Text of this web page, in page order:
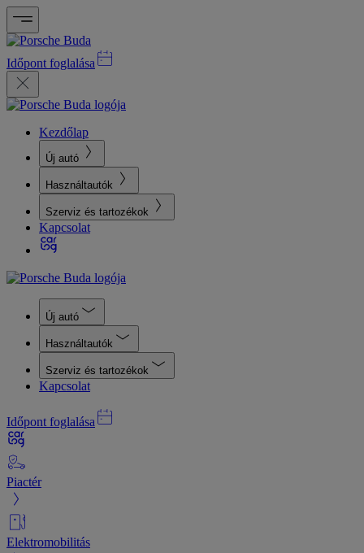
Időpont foglalása
Kezdőlap
Új autó
Használtautók
Szerviz és tartozékok
Kapcsolat
Új autó
Használtautók
Szerviz és tartozékok
Kapcsolat
Időpont foglalása
Piactér
Elektromobilitás